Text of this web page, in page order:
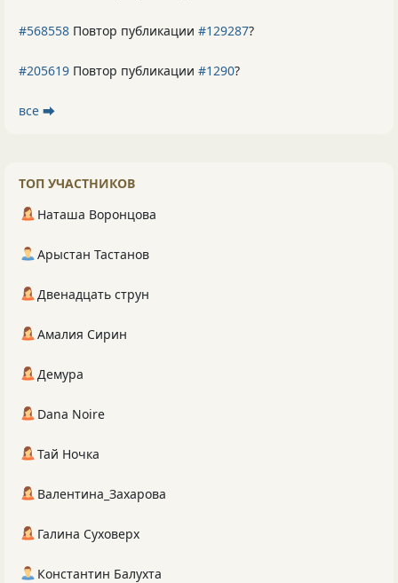
#568558 Повтор публикации #129287?
#205619 Повтор публикации #1290?
все ⮕
ТОП УЧАСТНИКОВ
Наташа Воронцова
Арыстан Тастанов
Двенадцать струн
Амалия Сирин
Демура
Dana Noire
Тай Ночка
Валентина_Захарова
Галина Суховерх
Константин Балухта